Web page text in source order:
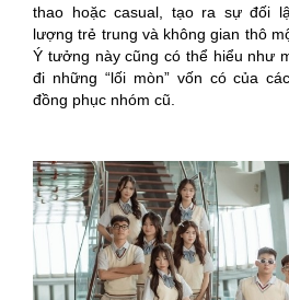
thao hoặc casual, tạo ra sự đối
lượng trẻ trung và không gian thô
Ý tưởng này cũng có thể hiểu như
đi những “lối mòn” vốn có của
đồng phục nhóm cũ.